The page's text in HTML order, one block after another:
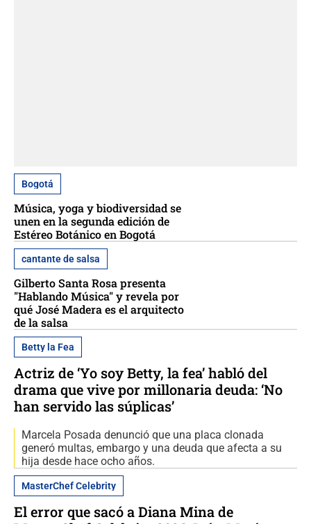
Bogotá
Música, yoga y biodiversidad se
unen en la segunda edición de
Estéreo Botánico en Bogotá
cantante de salsa
Gilberto Santa Rosa presenta
"Hablando Música" y revela por
qué José Madera es el arquitecto
de la salsa
Betty la Fea
Actriz de ‘Yo soy Betty, la fea’ habló del
drama que vive por millonaria deuda: ‘No
han servido las súplicas’
Marcela Posada denunció que una placa clonada
generó multas, embargo y una deuda que afecta a su
hija desde hace ocho años.
MasterChef Celebrity
El error que sacó a Diana Mina de